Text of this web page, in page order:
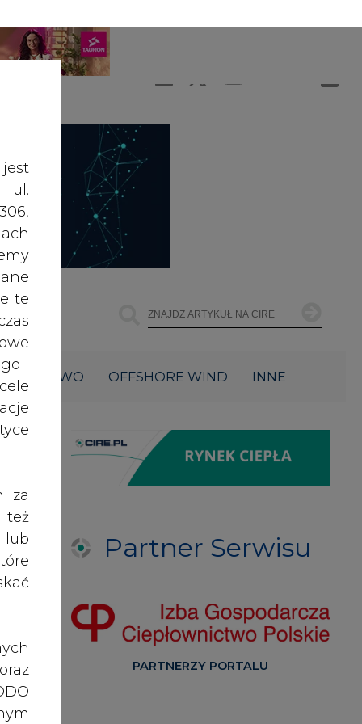
TEKSTU A A
ul.
te
i
lub
PARTNERZY PORTALU